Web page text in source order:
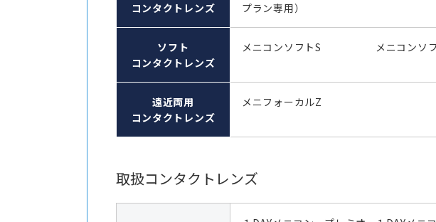
コンタクトレンズ
プラン専用）
ソフト
コンタクトレンズ
メニコンソフトS メニコンソ
遠近両用
コンタクトレンズ
メニフォーカルZ
取扱コンタクトレンズ